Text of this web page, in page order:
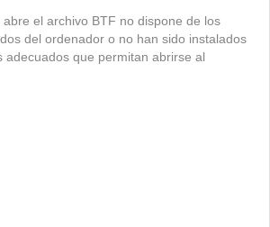
abre el archivo BTF no dispone de los
del ordenador o no han sido instalados
adecuados que permitan abrirse al